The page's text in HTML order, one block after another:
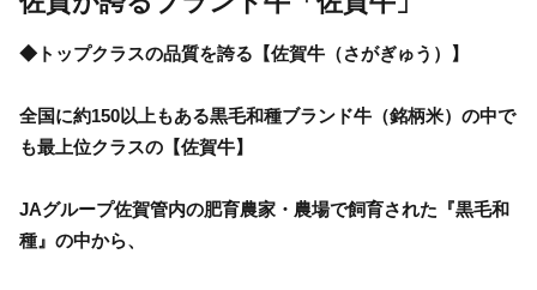
◆トップクラスの品質を誇る【佐賀牛（さがぎゅう）】
全国に約150以上もある黒毛和種ブランド牛（銘柄米）の中で
も最上位クラスの【佐賀牛】
JAグループ佐賀管内の肥育農家・農場で飼育された『黒毛和
種』の中から、